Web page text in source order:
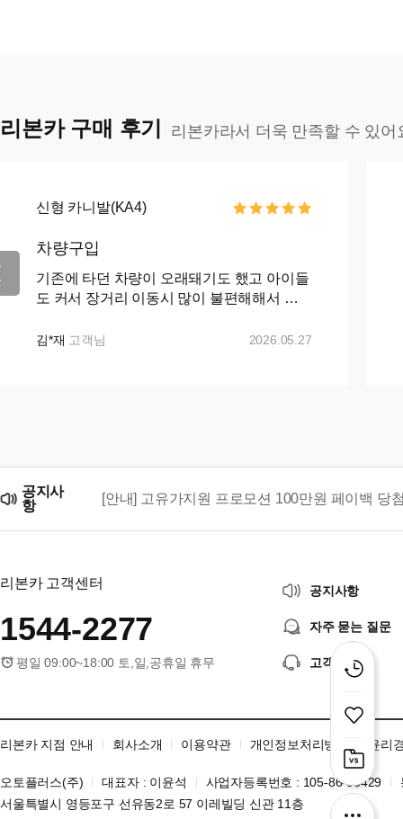
리본카 구매 후기 리본카라서 더욱 만족할 수 있어
신형 카니발(KA4)
차량구입
기존에 타던 차량이 오래돼기도 했고 아이들
도 커서 장거리 이동시 많이 불편해해서 카
준히 매물검색 해왔으나 마땅히 가격이나 조
김*재 고객님 2026.05.27
공지사
항
[안내] 고유가지원 프로모션 100만원 페이백 당
리본카 고객센터
1544-2277
평일 09:00~18:00 토,일,공휴일 휴무
공지사항
자주 묻는 질문
고객센터
리본카 지점 안내 회사소개 이용약관 개인정보처리방침 윤리
오토플러스(주) 대표자 : 이윤석 사업자등록번호 : 105-86-06429
서울특별시 영등포구 선유동2로 57 이레빌딩 신관 11층